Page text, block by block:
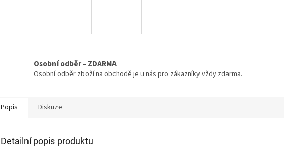
Osobní odběr - ZDARMA
Osobní odběr zboží na obchodě je u nás pro zákazníky vždy zdarma.
Popis Diskuze
Detailní popis produktu